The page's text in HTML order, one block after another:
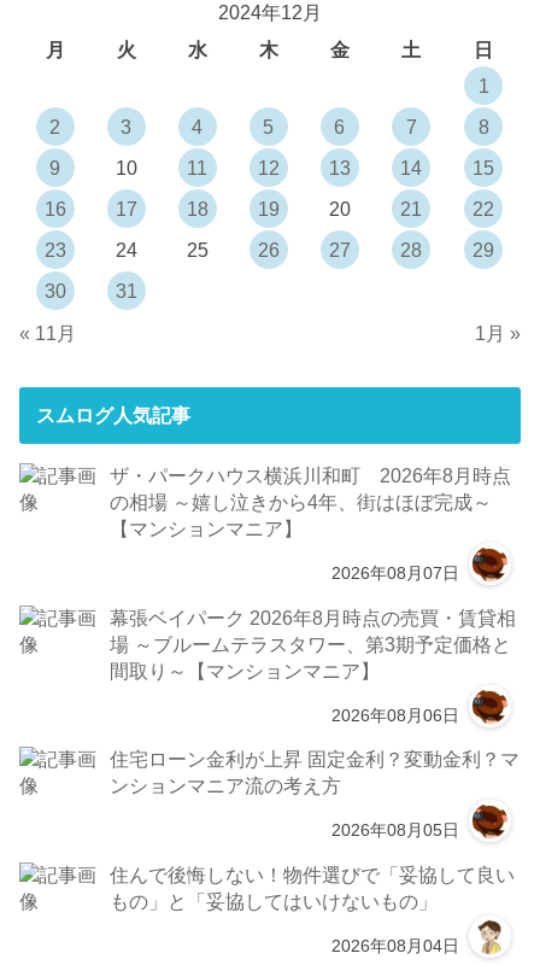
2024年12月
月
火 水 木 金 土
日
1
2
3 4 5 6 7
8
9
10 11 12 13 14
15
16
17 18 19 20 21
22
23
24 25 26 27 28
29
30
31
« 11月
1月 »
スムログ人気記事
ザ・パークハウス横浜川和町 2026年8月時点
の相場 ～嬉し泣きから4年、街はほぼ完成～
【マンションマニア】
2026年08月07日
幕張ベイパーク 2026年8月時点の売買・賃貸相
場 ～ブルームテラスタワー、第3期予定価格と
間取り～【マンションマニア】
2026年08月06日
住宅ローン金利が上昇 固定金利？変動金利？マ
ンションマニア流の考え方
2026年08月05日
住んで後悔しない！物件選びで「妥協して良い
もの」と「妥協してはいけないもの」
2026年08月04日